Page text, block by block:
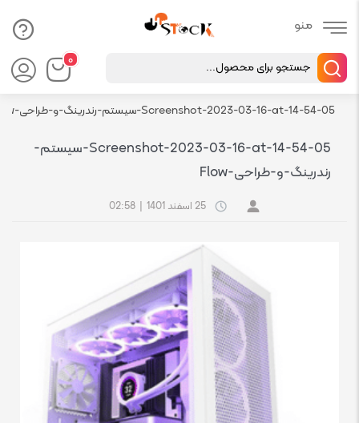
۰
Products
search
فروشگاه اچ استوک بازار انلاین تجهیزات کامپیوتر استوک
رسانه
Screenshot-2023-03-16-at-14-54-05-سیستم-رندرینگ-و-طراحی-Flow
Screenshot-2023-03-16-at-14-54-05-سیستم-
رندرینگ-و-طراحی-Flow
25 اسفند 1401 02:58